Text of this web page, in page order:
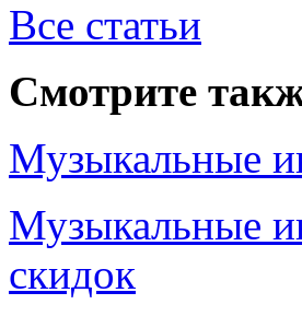
Все статьи
Смотрите
Музыкальные
Музыкальные
скидок